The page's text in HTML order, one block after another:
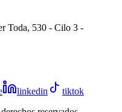
Toda, 530 - Cilo 3 -
linkedin
tiktok